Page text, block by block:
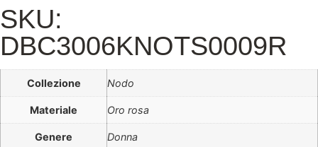
SKU:
DBC3006KNOTS0009R
Collezione Nodo
Materiale Oro rosa
Genere Donna